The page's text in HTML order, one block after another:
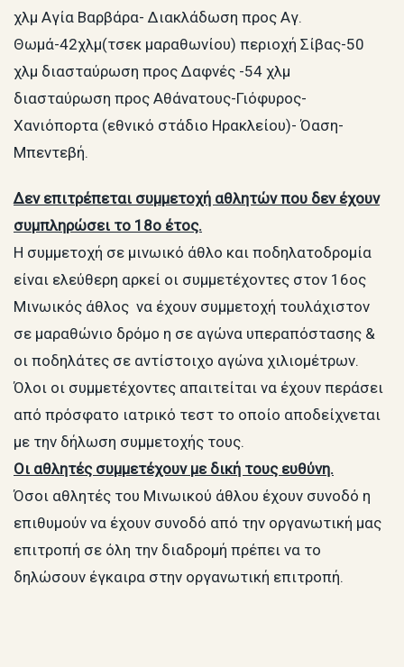
χλμ Αγία Βαρβάρα- Διακλάδωση προς Αγ.
Θωμά-42χλμ(τσεκ μαραθωνίου) περιοχή Σίβας-50
χλμ διασταύρωση προς Δαφνές -54 χλμ
διασταύρωση προς Αθάνατους-Γιόφυρος-
Χανιόπορτα (εθνικό στάδιο Ηρακλείου)- Όαση-
Μπεντεβή.
Δεν επιτρέπεται συμμετοχή αθλητών που δεν έχουν
συμπληρώσει το 18ο έτος.
Η συμμετοχή σε μινωικό άθλο και ποδηλατοδρομία
είναι ελεύθερη αρκεί οι συμμετέχοντες στον 16ος
Μινωικός άθλος να έχουν συμμετοχή τουλάχιστον
σε μαραθώνιο δρόμο η σε αγώνα υπεραπόστασης &
οι ποδηλάτες σε αντίστοιχο αγώνα χιλιομέτρων.
Όλοι οι συμμετέχοντες απαιτείται να έχουν περάσει
από πρόσφατο ιατρικό τεστ το οποίο αποδείχνεται
με την δήλωση συμμετοχής τους.
Οι αθλητές συμμετέχουν με δική τους ευθύνη.
Όσοι αθλητές του Μινωικού άθλου έχουν συνοδό η
επιθυμούν να έχουν συνοδό από την οργανωτική μας
επιτροπή σε όλη την διαδρομή πρέπει να το
δηλώσουν έγκαιρα στην οργανωτική επιτροπή.